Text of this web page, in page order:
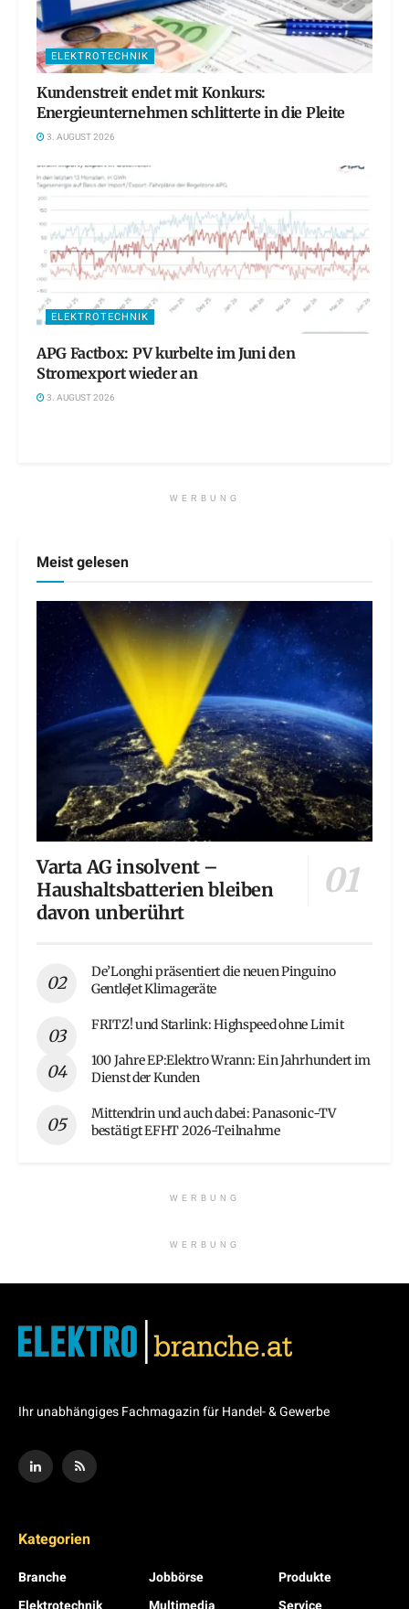
ELEKTROTECHNIK
Kundenstreit endet mit Konkurs:
Energieunternehmen schlitterte in die Pleite
3. AUGUST 2026
ELEKTROTECHNIK
APG Factbox: PV kurbelte im Juni den
Stromexport wieder an
3. AUGUST 2026
WERBUNG
Meist gelesen
Varta AG insolvent –
Haushaltsbatterien bleiben
davon unberührt
De’Longhi präsentiert die neuen Pinguino
GentleJet Klimageräte
FRITZ! und Starlink: Highspeed ohne Limit
100 Jahre EP:Elektro Wrann: Ein Jahrhundert im
Dienst der Kunden
Mittendrin und auch dabei: Panasonic-TV
bestätigt EFHT 2026-Teilnahme
WERBUNG
WERBUNG
Ihr unabhängiges Fachmagazin für Handel- & Gewerbe
Kategorien
Branche
Jobbörse
Produkte